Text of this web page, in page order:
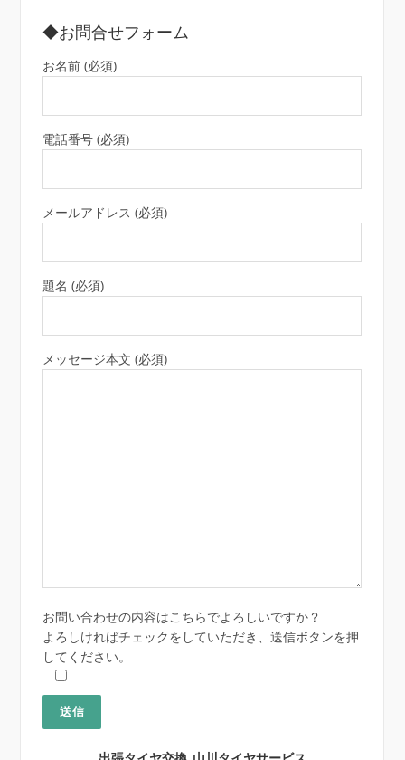
◆お問合せフォーム
お名前 (必須)
電話番号 (必須)
メールアドレス (必須)
題名 (必須)
メッセージ本文 (必須)
お問い合わせの内容はこちらでよろしいですか？
よろしければチェックをしていただき、送信ボタンを押
してください。